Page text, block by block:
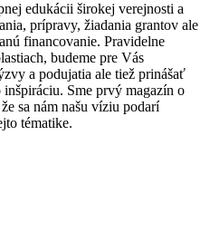
edukácii širokej verejnosti a
prípravy, žiadania grantov ale
financovanie. Pravidelne
budeme pre Vás
a podujatia ale tiež prinášať
Sme prvý magazín o
sa nám našu víziu podarí
tématike.